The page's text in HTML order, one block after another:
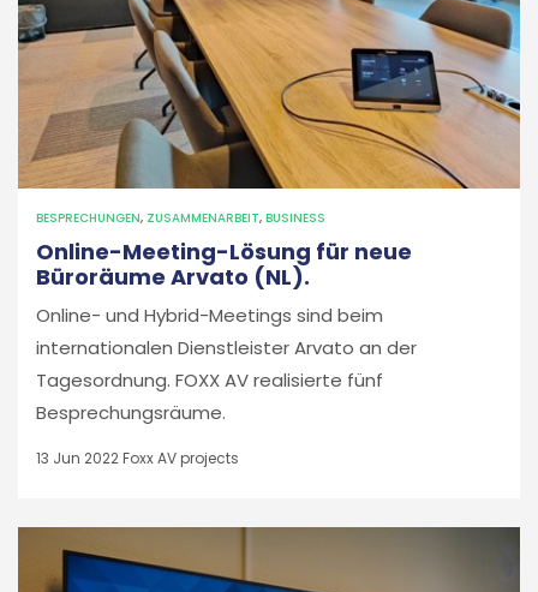
BESPRECHUNGEN, ZUSAMMENARBEIT, BUSINESS
Online-Meeting-Lösung für neue
Büroräume Arvato (NL).
Online- und Hybrid-Meetings sind beim
internationalen Dienstleister Arvato an der
Tagesordnung. FOXX AV realisierte fünf
Besprechungsräume.
13 Jun 2022Foxx AV projects